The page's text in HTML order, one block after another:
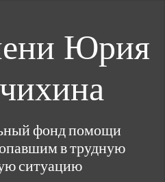
Юрия
фонд помощи
в трудную
ситуацию